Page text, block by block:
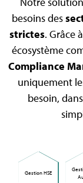
besoins des
strictes. Grâce
écosystème
Compliance
uniquement
besoin,
Gestion HSE